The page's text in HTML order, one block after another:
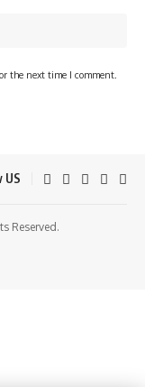
the next time I comment.
US
Reserved.